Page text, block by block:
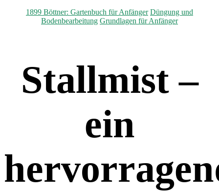
Kategorien
1899 Böttner: Gartenbuch für Anfänger Düngung und
Bodenbearbeitung Grundlagen für Anfänger
Stallmist –
ein